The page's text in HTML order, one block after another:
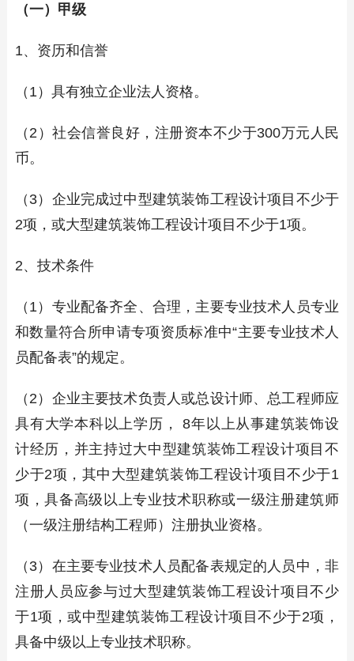
（一）甲级
1、资历和信誉
（1）具有独立企业法人资格。
（2）社会信誉良好，注册资本不少于300万元人民
币。
（3）企业完成过中型建筑装饰工程设计项目不少于
2项，或大型建筑装饰工程设计项目不少于1项。
2、技术条件
（1）专业配备齐全、合理，主要专业技术人员专业
和数量符合所申请专项资质标准中“主要专业技术人
员配备表”的规定。
（2）企业主要技术负责人或总设计师、总工程师应
具有大学本科以上学历， 8年以上从事建筑装饰设
计经历，并主持过大中型建筑装饰工程设计项目不
少于2项，其中大型建筑装饰工程设计项目不少于1
项，具备高级以上专业技术职称或一级注册建筑师
（一级注册结构工程师）注册执业资格。
（3）在主要专业技术人员配备表规定的人员中，非
注册人员应参与过大型建筑装饰工程设计项目不少
于1项，或中型建筑装饰工程设计项目不少于2项，
具备中级以上专业技术职称。